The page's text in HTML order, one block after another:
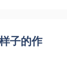
子的作